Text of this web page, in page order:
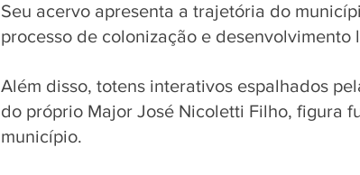
Seu acervo apresenta a trajetória do
processo de colonização e desenvolvimento
Além disso, totens interativos espalhados
do próprio Major José Nicoletti Filho, figura
município.